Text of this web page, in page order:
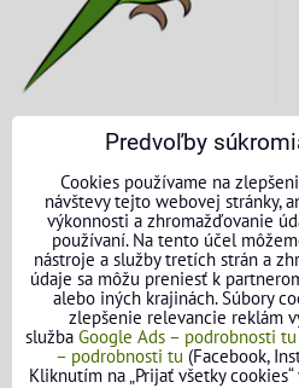
KONTAKTNÉ ÚDAJE
O nás
Kontakt
Požičovňa náradia
Názory našich zákazníkov
Predvoľby
Cookies používame na
návštevy tejto webovej stránky,
výkonnosti a zhromažďovanie
používaní. Na tento účel
nástroje a služby tretích strán a
údaje sa môžu preniesť k
alebo iných krajinách. Súbory
zlepšenie relevancie reklám
služba Google Ads – podrobnosti tu
– podrobnosti tu (Facebook,
Kliknutím na „Prijať všetky